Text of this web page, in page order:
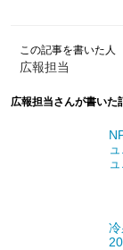
この記事を書いた人
広報担当
広報担当さんが書いた